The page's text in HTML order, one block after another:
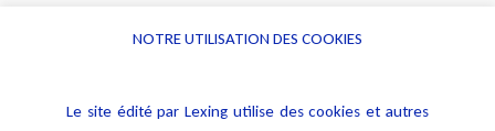
Alerte professionnelle
NOTRE UTILISATION DES COOKIES
Le site édité par Lexing utilise des cookies et autres